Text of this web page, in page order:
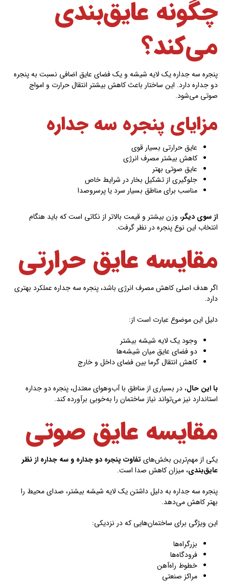
چگونه عایق‌بندی
می‌کند؟
پنجره سه جداره یک لایه شیشه و یک فضای عایق اضافی نسبت به پنجره
دو جداره دارد. این ساختار باعث کاهش بیشتر انتقال حرارت و امواج
صوتی می‌شود.
مزایای پنجره سه جداره
عایق حرارتی بسیار قوی
کاهش بیشتر مصرف انرژی
عایق صوتی بهتر
جلوگیری از تشکیل بخار در شرایط خاص
مناسب برای مناطق بسیار سرد یا پرسر‌وصدا
از سوی دیگر، وزن بیشتر و قیمت بالاتر از نکاتی است که باید هنگام
انتخاب این نوع پنجره در نظر گرفت.
مقایسه عایق حرارتی
اگر هدف اصلی کاهش مصرف انرژی باشد، پنجره سه جداره عملکرد بهتری
دارد.
دلیل این موضوع عبارت است از:
وجود یک لایه شیشه بیشتر
دو فضای عایق میان شیشه‌ها
کاهش انتقال گرما بین فضای داخل و خارج
با این حال، در بسیاری از مناطق با آب‌وهوای معتدل، پنجره دو جداره
استاندارد نیز می‌تواند نیاز ساختمان را به‌خوبی برآورده کند.
مقایسه عایق صوتی
یکی از مهم‌ترین بخش‌های تفاوت پنجره دو جداره و سه جداره از نظر
عایق‌بندی، میزان کاهش صدا است.
پنجره سه جداره به دلیل داشتن یک لایه شیشه بیشتر، صدای محیط را
بهتر کاهش می‌دهد.
این ویژگی برای ساختمان‌هایی که در نزدیکی:
بزرگراه‌ها
فرودگاه‌ها
خطوط راه‌آهن
مراکز صنعتی